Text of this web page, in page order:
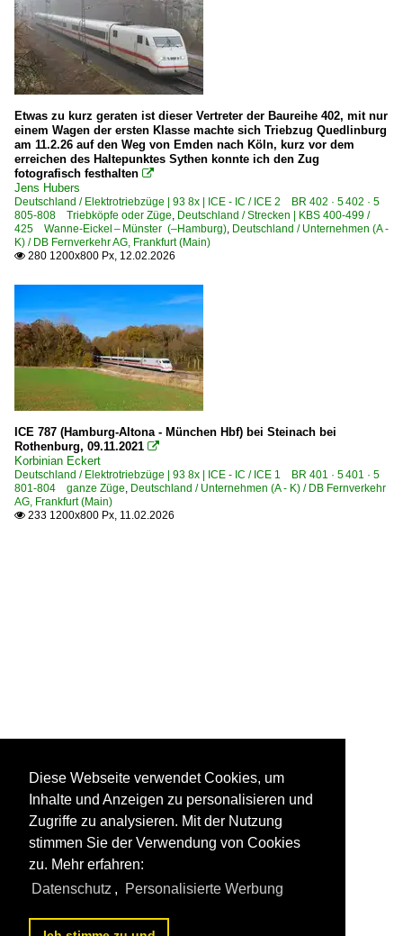
Etwas zu kurz geraten ist dieser Vertreter der Baureihe 402, mit nur
einem Wagen der ersten Klasse machte sich Triebzug Quedlinburg
am 11.2.26 auf den Weg von Emden nach Köln, kurz vor dem
erreichen des Haltepunktes Sythen konnte ich den Zug
fotografisch festhalten 
Jens Hubers
Deutschland / Elektrotriebzüge | 93 8x | ICE - IC / ICE 2 BR 402 · 5 402 · 5
805-808 Triebköpfe oder Züge, Deutschland / Strecken | KBS 400-499 /
425 Wanne-Eickel – Münster (–Hamburg), Deutschland / Unternehmen (A -
K) / DB Fernverkehr AG, Frankfurt (Main)
 280 1200x800 Px, 12.02.2026
ICE 787 (Hamburg-Altona - München Hbf) bei Steinach bei
Rothenburg, 09.11.2021 
Korbinian Eckert
Deutschland / Elektrotriebzüge | 93 8x | ICE - IC / ICE 1 BR 401 · 5 401 · 5
801-804 ganze Züge, Deutschland / Unternehmen (A - K) / DB Fernverkehr
AG, Frankfurt (Main)
 233 1200x800 Px, 11.02.2026
Diese Webseite verwendet Cookies, um
Inhalte und Anzeigen zu personalisieren und
Zugriffe zu analysieren. Mit der Nutzung
stimmen Sie der Verwendung von Cookies
zu. Mehr erfahren:
Datenschutz , Personalisierte Werbung